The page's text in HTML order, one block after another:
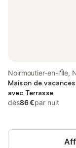
Noirmoutier-en-l'Île,
Maison de
avec Terrasse
dès86 €par nuit